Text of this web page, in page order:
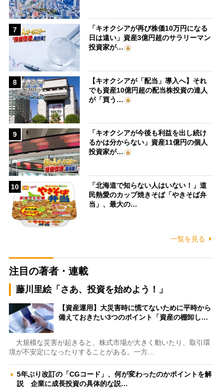
7
「キオクシアが再び株価10万円になる
日は遠い」資産3億円超のサラリーマン
投資家が…
8
【キオクシアが「配当」導入へ】それ
でも資産10億円超の配当株投資の達人
が「買う…
9
「キオクシアが今後も利益を出し続け
るかは分からない」資産11億円の個人
投資家が…
10
「北海道で知らない人はいない！」道
民熱愛のカップ焼きそば「やきそば弁
当」、最大の…
一覧を見る
注目の著者・連載
藤川里絵「さあ、投資を始めよう！」
【資産運用】大災害時に慌てないために平時から
備えておきたい3つのポイント「資産の棚卸し…
大規模な災害が起きると、株式市場が大きく動いたり、取引環
境が不安定になったりすることがある。一方…
5年ぶり改訂の「CGコード」、何が変わったのかポイントを解
説 企業に成長投資の具体的な説…